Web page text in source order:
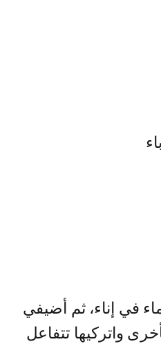
في إناء، ثم أضيفي
واتركيها تتفاعل